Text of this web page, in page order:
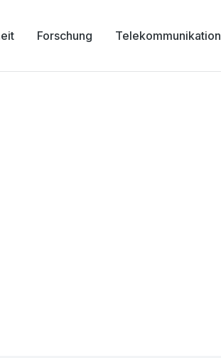
Forschung Telekommunikation